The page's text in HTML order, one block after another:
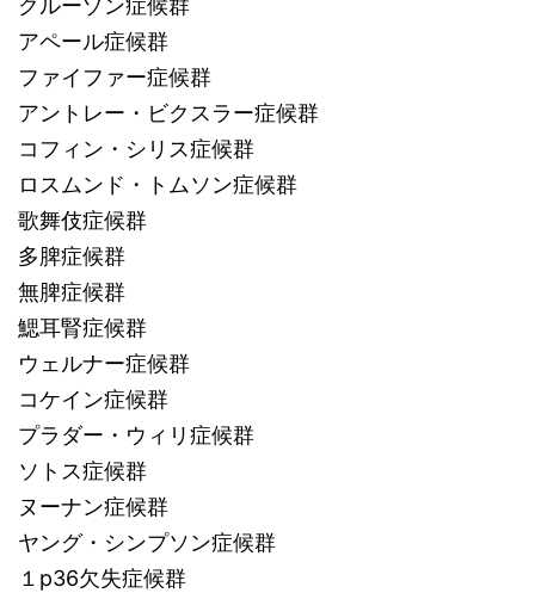
クルーゾン症候群
アペール症候群
ファイファー症候群
アントレー・ビクスラー症候群
コフィン・シリス症候群
ロスムンド・トムソン症候群
歌舞伎症候群
多脾症候群
無脾症候群
鰓耳腎症候群
ウェルナー症候群
コケイン症候群
プラダー・ウィリ症候群
ソトス症候群
ヌーナン症候群
ヤング・シンプソン症候群
１p36欠失症候群